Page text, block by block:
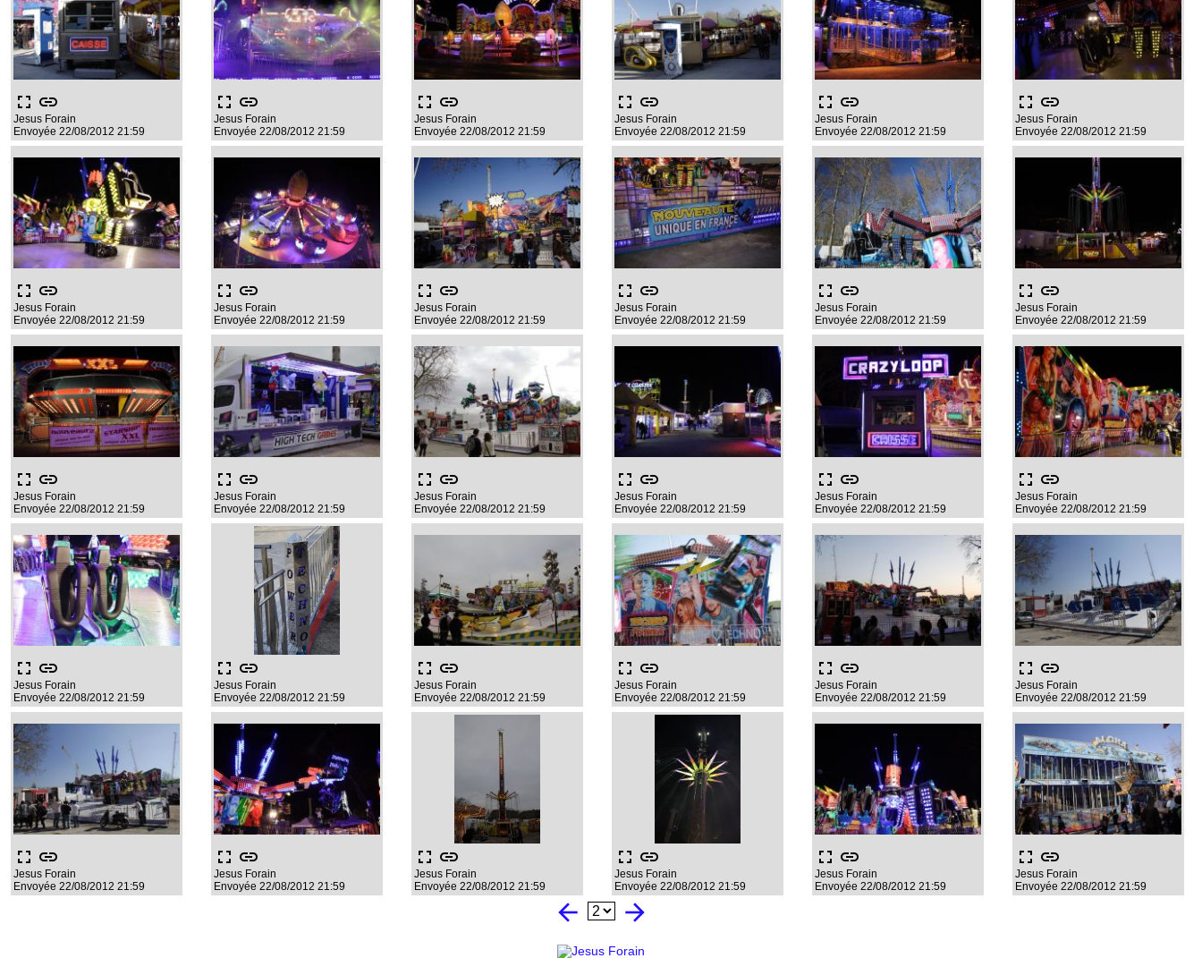
fullscreen link
Jesus Forain
Envoyée 22/08/2012 21:59
fullscreen link
Jesus Forain
Envoyée 22/08/2012 21:59
fullscreen link
Jesus Forain
Envoyée 22/08/2012 21:59
fullscreen link
Jesus Forain
Envoyée 22/08/2012 21:59
fullscreen link
Jesus Forain
Envoyée 22/08/2012 21:59
fullscreen link
Jesus Forain
Envoyée 22/08/2012 21:59
fullscreen link
Jesus Forain
Envoyée 22/08/2012 21:59
fullscreen link
Jesus Forain
Envoyée 22/08/2012 21:59
fullscreen link
Jesus Forain
Envoyée 22/08/2012 21:59
fullscreen link
Jesus Forain
Envoyée 22/08/2012 21:59
fullscreen link
Jesus Forain
Envoyée 22/08/2012 21:59
fullscreen link
Jesus Forain
Envoyée 22/08/2012 21:59
fullscreen link
Jesus Forain
Envoyée 22/08/2012 21:59
fullscreen link
Jesus Forain
Envoyée 22/08/2012 21:59
fullscreen link
Jesus Forain
Envoyée 22/08/2012 21:59
fullscreen link
Jesus Forain
Envoyée 22/08/2012 21:59
fullscreen link
Jesus Forain
Envoyée 22/08/2012 21:59
fullscreen link
Jesus Forain
Envoyée 22/08/2012 21:59
fullscreen link
Jesus Forain
Envoyée 22/08/2012 21:59
fullscreen link
Jesus Forain
Envoyée 22/08/2012 21:59
fullscreen link
Jesus Forain
Envoyée 22/08/2012 21:59
fullscreen link
Jesus Forain
Envoyée 22/08/2012 21:59
fullscreen link
Jesus Forain
Envoyée 22/08/2012 21:59
fullscreen link
Jesus Forain
Envoyée 22/08/2012 21:59
fullscreen link
Jesus Forain
Envoyée 22/08/2012 21:59
fullscreen link
Jesus Forain
Envoyée 22/08/2012 21:59
fullscreen link
Jesus Forain
Envoyée 22/08/2012 21:59
fullscreen link
Jesus Forain
Envoyée 22/08/2012 21:59
fullscreen link
Jesus Forain
Envoyée 22/08/2012 21:59
fullscreen link
Jesus Forain
Envoyée 22/08/2012 21:59
arrow_back arrow_forward